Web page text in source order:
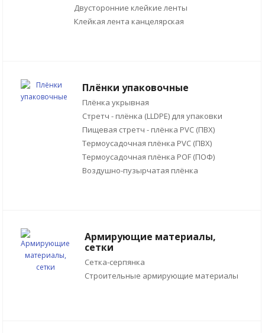
Двусторонние клейкие ленты
Клейкая лента канцелярская
Плёнки упаковочные
Плёнка укрывная
Стретч - плёнка (LLDPE) для упаковки
Пищевая стретч - плёнка PVC (ПВХ)
Термоусадочная плёнка PVC (ПВХ)
Термоусадочная плёнка POF (ПОФ)
Воздушно-пузырчатая плёнка
Армирующие материалы,
сетки
Сетка-серпянка
Строительные армирующие материалы